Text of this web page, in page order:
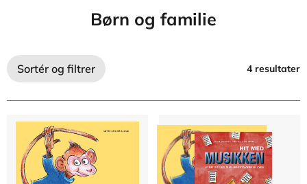
Børn og familie
Sortér og filtrer 4 resultater